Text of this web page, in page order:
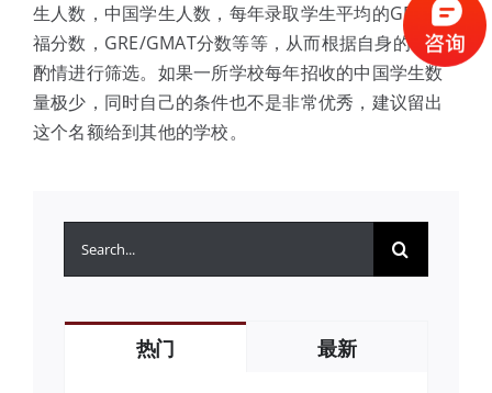
生人数，中国学生人数，每年录取学生平均的GPA,托
福分数，GRE/GMAT分数等等，从而根据自身的情况
酌情进行筛选。如果一所学校每年招收的中国学生数
量极少，同时自己的条件也不是非常优秀，建议留出
这个名额给到其他的学校。
热门 最新